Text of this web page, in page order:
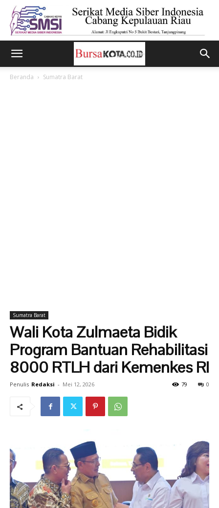
Beranda Sumatra Barat
Sumatra Barat
Wali Kota Zulmaeta Bidik
Program Bantuan Rehabilitasi
8000 RTLH dari Kemenkes RI
Penulis Redaksi - Mei 12, 2026 0
79